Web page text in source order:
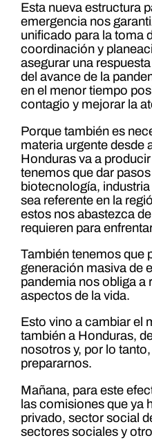
Esta nueva estructura
emergencia nos
unificado para la toma
coordinación y
asegurar una
del avance de la
en el menor tiempo
contagio y mejorar la
Porque también es
materia urgente desde
Honduras va a
tenemos que dar
biotecnología,
sea referente en la
estos nos abastezca
requieren para
También tenemos que
generación masiva de
pandemia nos obliga a
aspectos de la vida.
Esto vino a cambiar el
también a Honduras,
nosotros y, por lo
prepararnos.
Mañana, para este
las comisiones que ya
privado, sector social
sectores sociales y